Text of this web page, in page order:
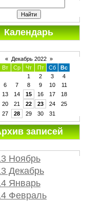
Календарь
« Декабрь 2022 »
Вт Ср Чт Пт Сб
Вс
1
2 3
4
6 7 8 9 10
11
13 14 15 16 17
18
20 21 22 23 24
25
27 28 29 30 31
записей
Ноябрь
Декабрь
Январь
Февраль